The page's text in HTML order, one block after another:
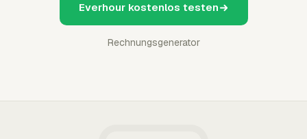
Everhour kostenlos testen
Rechnungsgenerator